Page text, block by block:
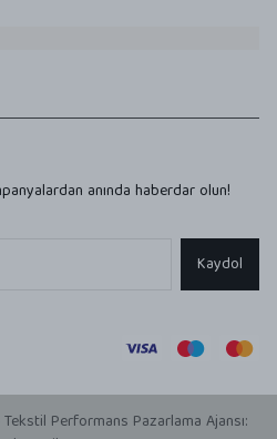
anında haberdar olun!
Kaydol
Performans Pazarlama Ajansı: